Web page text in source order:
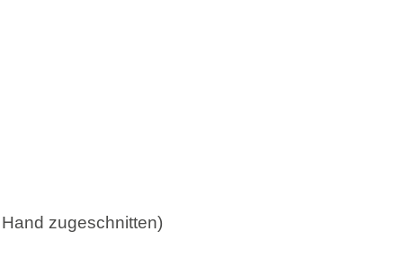
zugeschnitten)